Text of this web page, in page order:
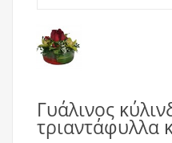
Γυάλινος
τριαντάφυλλα